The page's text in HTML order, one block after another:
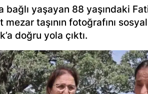
bağlı yaşayan 88 yaşındaki
mezar taşının fotoğrafını
doğru yola çıktı.